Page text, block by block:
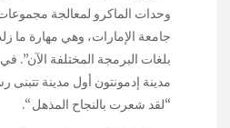
وحدات الماكرو لمعالجة مجموعات
جامعة الإمارات، وهي مهارة ما
“لقد شعرت بالنجاح المذهل “.